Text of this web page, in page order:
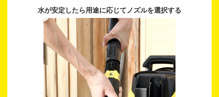
水が安定したら用途に応じてノズルを選択する